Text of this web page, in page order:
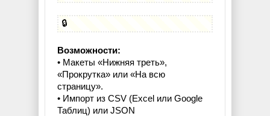
🔒
Возможности:
• Макеты «Нижняя треть»,
«Прокрутка» или «На всю
страницу».
• Импорт из CSV (Excel или Google
Таблиц) или JSON